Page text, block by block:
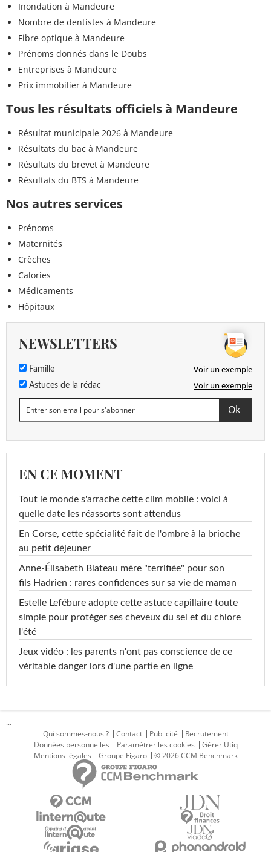
Inondation à Mandeure
Nombre de dentistes à Mandeure
Fibre optique à Mandeure
Prénoms donnés dans le Doubs
Entreprises à Mandeure
Prix immobilier à Mandeure
Tous les résultats officiels à Mandeure
Résultat municipale 2026 à Mandeure
Résultats du bac à Mandeure
Résultats du brevet à Mandeure
Résultats du BTS à Mandeure
Nos autres services
Prénoms
Maternités
Crèches
Calories
Médicaments
Hôpitaux
NEWSLETTERS
Famille Voir un exemple
Astuces de la rédac Voir un exemple
EN CE MOMENT
Tout le monde s'arrache cette clim mobile : voici à
quelle date les réassorts sont attendus
En Corse, cette spécialité fait de l'ombre à la brioche
au petit déjeuner
Anne-Élisabeth Blateau mère "terrifiée" pour son
fils Hadrien : rares confidences sur sa vie de maman
Estelle Lefébure adopte cette astuce capillaire toute
simple pour protéger ses cheveux du sel et du chlore
l'été
Jeux vidéo : les parents n'ont pas conscience de ce
véritable danger lors d'une partie en ligne
...
Qui sommes-nous ?
Contact Publicité
Recrutement
Données personnelles
Paramétrer les cookies
Gérer Utiq
Mentions légales
Groupe Figaro © 2026 CCM Benchmark